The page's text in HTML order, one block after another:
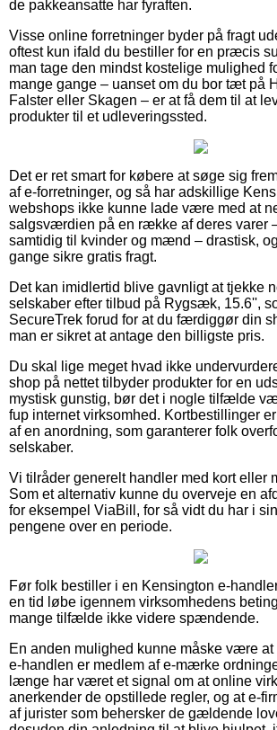
de pakkeansatte har fyraften.
Visse online forretninger byder på fragt
oftest kun ifald du bestiller for en præcis
man tage den mindst kostelige mulighed
mange gange – uanset om du bor tæt på
Falster eller Skagen – er at få dem til at
produkter til et udleveringssted.
Det er ret smart for købere at søge sig
af e-forretninger, og så har adskillige
webshops ikke kunne lade være med at
salgsværdien på en række af deres varer
samtidig til kvinder og mænd – drastisk,
gange sikre gratis fragt.
Det kan imidlertid blive gavnligt at tjekke
selskaber efter tilbud på Rygsæk, 15.6'',
SecureTrek forud for at du færdiggør din
man er sikret at antage den billigste pris.
Du skal lige meget hvad ikke
shop på nettet tilbyder produkter for en
mystisk gunstig, bør det i nogle tilfælde
fup internet virksomhed. Kortbestillinger
af en anordning, som garanterer folk
selskaber.
Vi tilråder generelt handler med kort eller
Som et alternativ kunne du overveje en
for eksempel ViaBill, for så vidt du har i
pengene over en periode.
Før folk bestiller i en Kensington e-
en tid løbe igennem virksomhedens
mange tilfælde ikke videre spændende.
En anden mulighed kunne måske være
e-handlen er medlem af e-mærke
længe har været et signal om at online
anerkender de opstillede regler, og at e-
af jurister som behersker de gældende